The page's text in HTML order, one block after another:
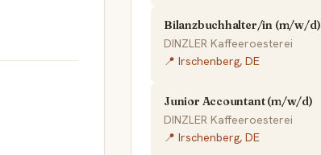
Bilanzbuchhalter/in (m/w/d)
DINZLER Kaffeeroesterei
📍 Irschenberg, DE
Junior Accountant (m/w/d)
DINZLER Kaffeeroesterei
📍 Irschenberg, DE